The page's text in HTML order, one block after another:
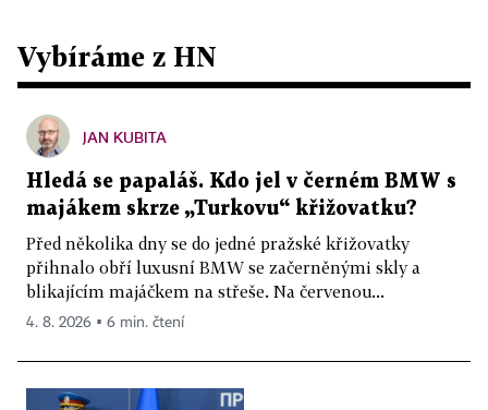
Vybíráme z HN
JAN KUBITA
Hledá se papaláš. Kdo jel v černém BMW s
majákem skrze „Turkovu“ křižovatku?
Před několika dny se do jedné pražské křižovatky
přihnalo obří luxusní BMW se začerněnými skly a
blikajícím majáčkem na střeše. Na červenou...
4. 8. 2026 ▪ 6 min. čtení